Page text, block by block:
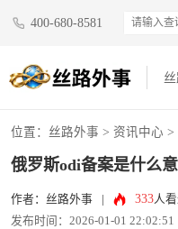
400-680-8581
位置： 丝路外事 > 资讯中心 >
俄罗斯odi备案是什么
作者：丝路外事 333人
发布时间：2026-01-01 22:02:51